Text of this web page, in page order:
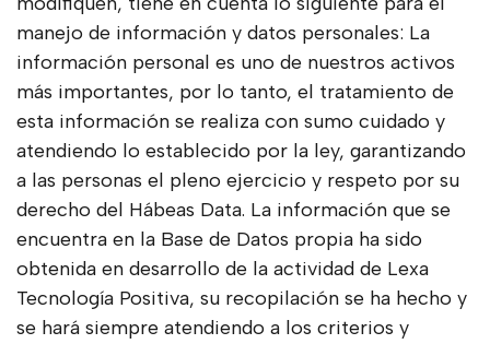
manejo de información y datos personales: La
información personal es uno de nuestros activos
más importantes, por lo tanto, el tratamiento de
esta información se realiza con sumo cuidado y
atendiendo lo establecido por la ley, garantizando
a las personas el pleno ejercicio y respeto por su
derecho del Hábeas Data. La información que se
encuentra en la Base de Datos propia ha sido
obtenida en desarrollo de la actividad de Lexa
Tecnología Positiva, su recopilación se ha hecho y
se hará siempre atendiendo a los criterios y